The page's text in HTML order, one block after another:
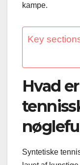
kampe.
Key
Hvad
Syntetiske